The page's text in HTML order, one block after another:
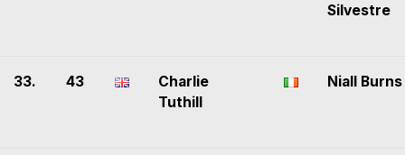
Silvestre
33. 43
Charlie
Tuthill
Niall Burns